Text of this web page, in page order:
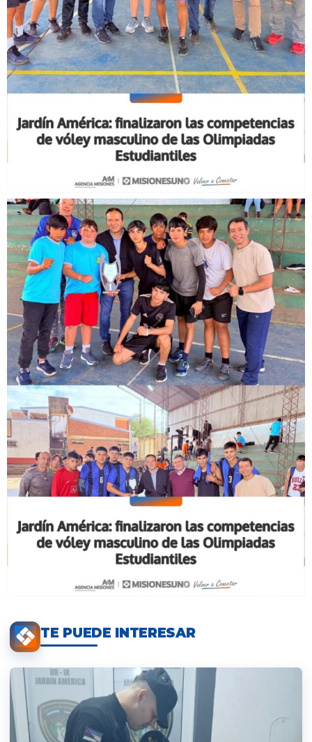
TE PUEDE INTERESAR